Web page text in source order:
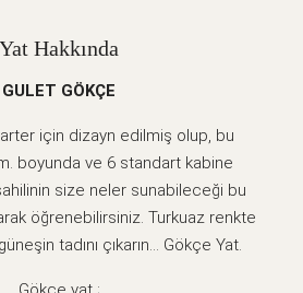
Yat Hakkında
GULET GÖKÇE
için dizayn edilmiş olup, bu
boyunda ve 6 standart kabine
size neler sunabileceği bu
öğrenebilirsiniz. Turkuaz renkte
tadını çıkarın… Gökçe Yat.